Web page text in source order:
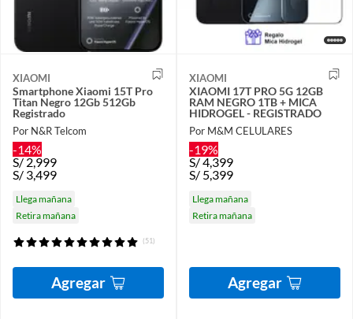
XIAOMI
Smartphone Xiaomi 15T Pro
Titan Negro 12Gb 512Gb
Registrado
Por N&R Telcom
-14%
S/2,999
S/ 3,499
Llega mañana
Retira mañana
(51)
Agregar
XIAOMI
XIAOMI 17T PRO 5G 12GB
RAM NEGRO 1TB + MICA
HIDROGEL - REGISTRADO
Por M&M CELULARES
-19%
S/4,399
S/ 5,399
Llega mañana
Retira mañana
Agregar